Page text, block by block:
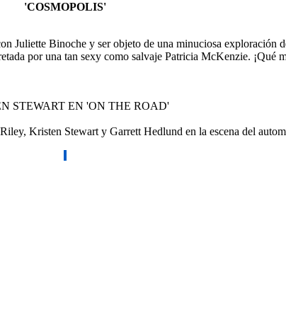
'COSMOPOLIS'
Juliette Binoche y ser objeto de una minuciosa exploración
por una tan sexy como salvaje Patricia McKenzie. ¡Qué
STEWART EN 'ON THE ROAD'
Kristen Stewart y Garrett Hedlund en la escena del